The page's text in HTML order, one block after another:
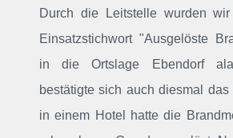
Durch die Leitstelle wurden
Einsatzstichwort "Ausgelöste
in die Ortslage Ebendorf
bestätigte sich auch diesmal das
in einem Hotel hatte die